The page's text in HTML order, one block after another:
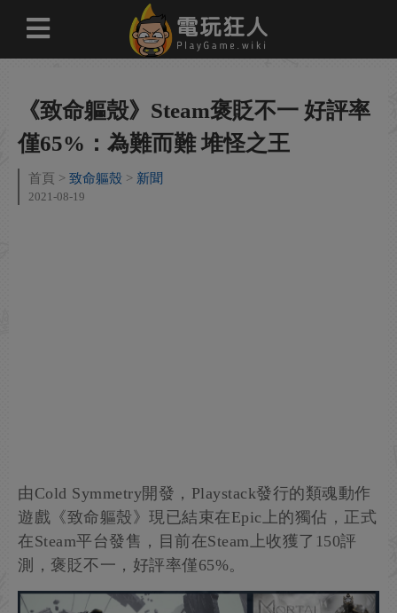
《致命軀殼》Steam褒貶不一 好評率
僅65%：為難而難 堆怪之王
首頁 致命軀殼 新聞
2021-08-19
由Cold Symmetry開發，Playstack發行的類魂動作
遊戲《致命軀殼》現已結束在Epic上的獨佔，正式
在Steam平台發售，目前在Steam上收獲了150評
測，褒貶不一，好評率僅65%。